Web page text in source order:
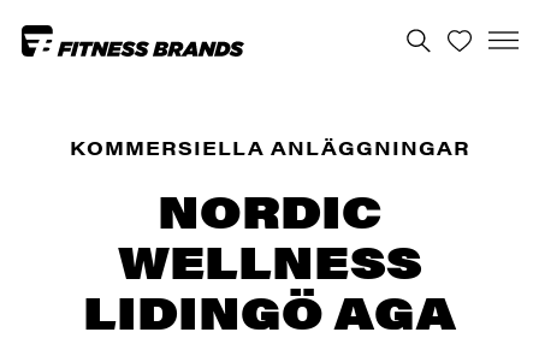
KOMMERSIELLA ANLÄGGNINGAR
NORDIC
WELLNESS
LIDINGÖ AGA